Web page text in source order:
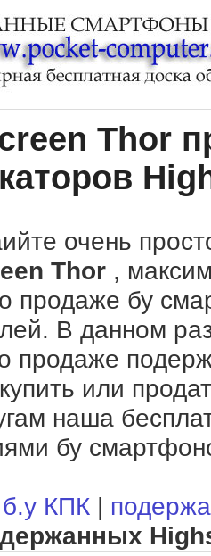
Thor
очень
Thor ,
продаже бу
В данном
продаже
или
наша
бу
КПК |